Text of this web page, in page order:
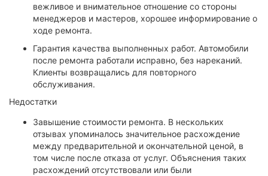
вежливое и внимательное отношение со стороны
менеджеров и мастеров, хорошее информирование о
ходе ремонта.
Гарантия качества выполненных работ. Автомобили
после ремонта работали исправно, без нареканий.
Клиенты возвращались для повторного
обслуживания.
Недостатки
Завышение стоимости ремонта. В нескольких
отзывах упоминалось значительное расхождение
между предварительной и окончательной ценой, в
том числе после отказа от услуг. Объяснения таких
расхождений отсутствовали или были